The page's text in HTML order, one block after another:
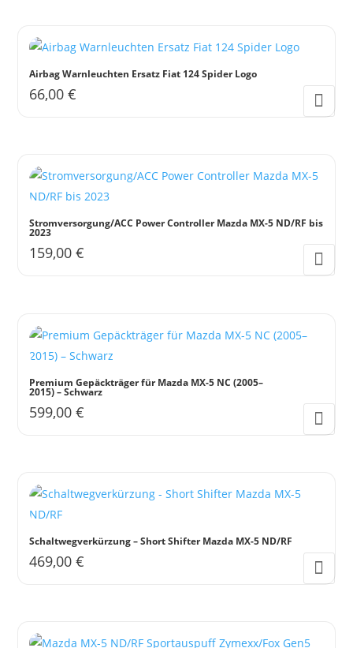
Airbag Warnleuchten Ersatz Fiat 124 Spider Logo
66,00€
Stromversorgung/ACC Power Controller Mazda MX-5 ND/RF bis
2023
159,00€
Premium Gepäckträger für Mazda MX-5 NC (2005–
2015) – Schwarz
599,00€
Schaltwegverkürzung – Short Shifter Mazda MX-5 ND/RF
469,00€